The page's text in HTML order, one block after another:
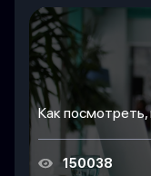
Как посмотреть,
150038